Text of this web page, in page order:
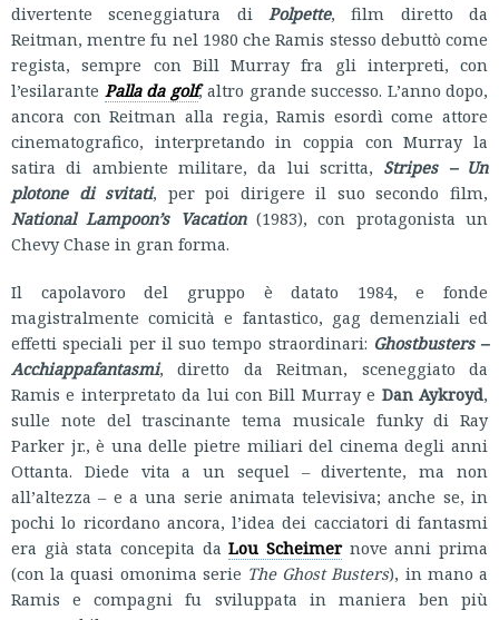
divertente sceneggiatura di Polpette, film diretto da
Reitman, mentre fu nel 1980 che Ramis stesso debuttò come
regista, sempre con Bill Murray fra gli interpreti, con
l’esilarante Palla da golf, altro grande successo. L’anno dopo,
ancora con Reitman alla regia, Ramis esordì come attore
cinematografico, interpretando in coppia con Murray la
satira di ambiente militare, da lui scritta, Stripes – Un
plotone di svitati, per poi dirigere il suo secondo film,
National Lampoon’s Vacation(1983), con protagonista un
Chevy Chase in gran forma.
Il capolavoro del gruppo è datato 1984, e fonde
magistralmente comicità e fantastico, gag demenziali ed
effetti speciali per il suo tempo straordinari: Ghostbusters –
Acchiappafantasmi, diretto da Reitman, sceneggiato da
Ramis e interpretato da lui con Bill Murray e Dan Aykroyd,
sulle note del trascinante tema musicale funky di Ray
Parker jr., è una delle pietre miliari del cinema degli anni
Ottanta. Diede vita a un sequel – divertente, ma non
all’altezza – e a una serie animata televisiva; anche se, in
pochi lo ricordano ancora, l’idea dei cacciatori di fantasmi
era già stata concepita daLou Scheimernove anni prima
(con la quasi omonima serie The Ghost Busters), in mano a
Ramis e compagni fu sviluppata in maniera ben più